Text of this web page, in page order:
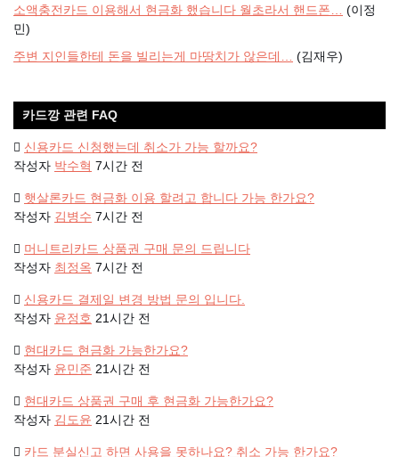
소액충전카드 이용해서 현금화 했습니다 월초라서 핸드폰…
(이정
민)
주변 지인들한테 돈을 빌리는게 마땅치가 않은데… (김재우)
카드깡 관련 FAQ
신용카드 신청했는데 취소가 가능 할까요?
작성자 박수혁 7시간 전
햇살론카드 현금화 이용 할려고 합니다 가능 한가요?
작성자 김병수 7시간 전
머니트리카드 상품권 구매 문의 드립니다
작성자 최정옥 7시간 전
신용카드 결제일 변경 방법 문의 입니다.
작성자 윤정호 21시간 전
현대카드 현금화 가능한가요?
작성자 윤민준 21시간 전
현대카드 상품권 구매 후 현금화 가능한가요?
작성자 김도윤 21시간 전
카드 분실신고 하면 사용을 못하나요? 취소 가능 한가요?